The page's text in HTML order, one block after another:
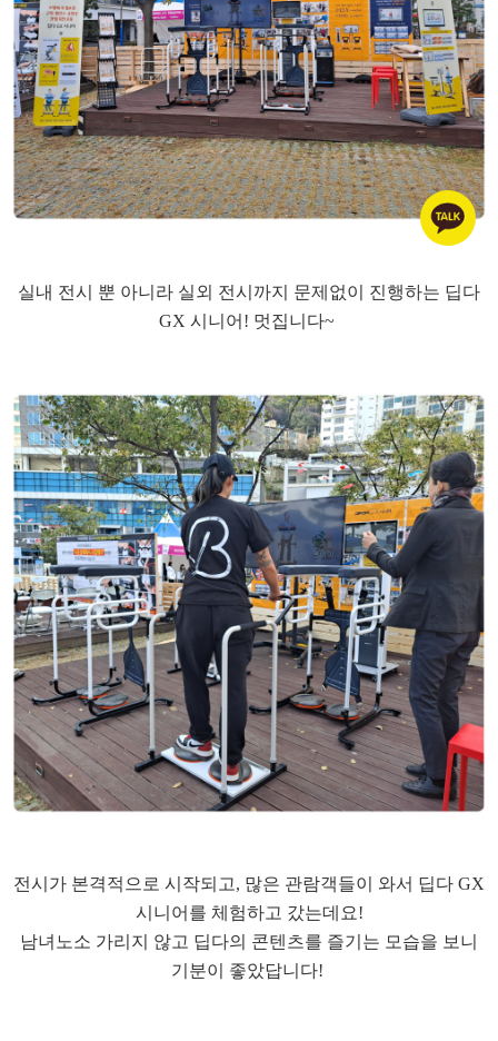
실내 전시 뿐 아니라 실외 전시까지 문제없이 진행하는 딥다
GX 시니어! 멋집니다~
전시가 본격적으로 시작되고, 많은 관람객들이 와서 딥다 GX
시니어를 체험하고 갔는데요!
남녀노소 가리지 않고 딥다의 콘텐츠를 즐기는 모습을 보니
기분이 좋았답니다!